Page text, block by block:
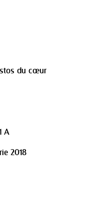
du cœur
A
2018